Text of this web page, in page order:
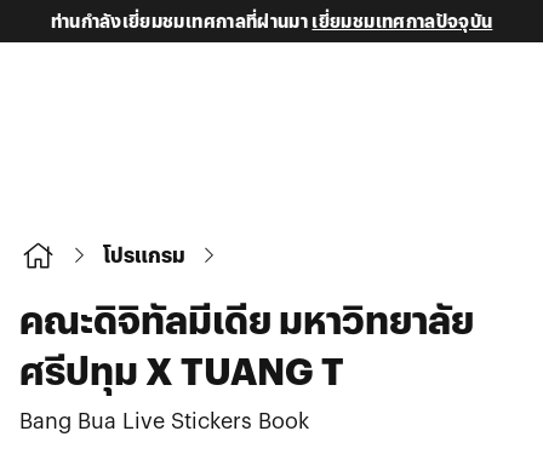
ท่านกำลังเยี่ยมชมเทศกาลที่ผ่านมา เยี่ยมชมเทศกาลปัจจุบัน
โปรแกรม
คณะดิจิทัลมีเดีย มหาวิทยาลัย
ศรีปทุม X TUANG T
Bang Bua Live Stickers Book